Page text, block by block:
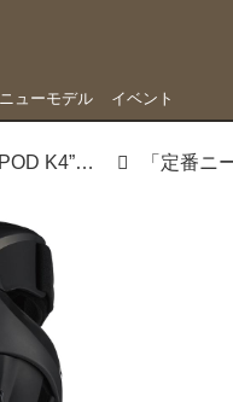
ニューモデル イベント
定番ニーブレイス“POD K4”にニューカラー